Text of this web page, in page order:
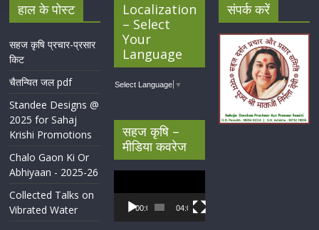
हाल के पोस्ट
सहज कृषि प्रचार-प्रसार
किट
चैतन्यित जल pdf
Standee Designs @
2025 for Sahaj
Krishi Promotions
Chalo Gaon Ki Or
Abhiyaan - 2025-26
Collected Talks on
Vibrated Water
Localization
– Select
Your
Language
Select Language ▼
सहज कृषि –
मीडिया कवरेज
Player
00:00 04:07
संपर्क करें